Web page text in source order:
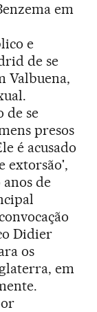
em
e
de se
Valbuena,
de se
presos
é acusado
extorsão',
de
Didier
os
em